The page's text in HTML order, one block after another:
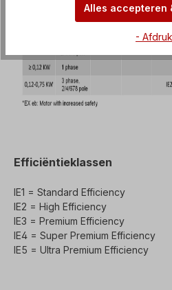
Efficiëntieklassen
IE1 = Standard Efficiency
IE2 = High Efficiency
IE3 = Premium Efficiency
IE4 = Super Premium Efficiency
IE5 = Ultra Premium Efficiency
Alles accepteren
- Afdruk